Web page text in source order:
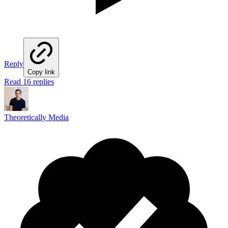
Reply
Copy link
Read 16 replies
Theoretically Media